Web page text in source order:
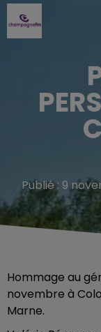
Publié : 9
Hommage au
novembre à
Marne.